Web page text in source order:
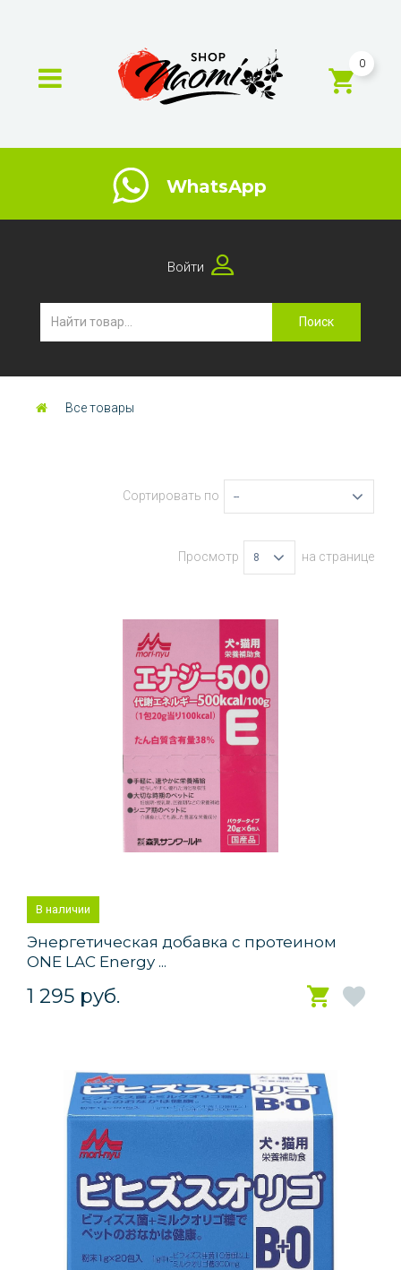
0
WhatsApp
Войти
Поиск
Все товары
Сортировать по --
Просмотр 8 на странице
В наличии
Энергетическая добавка с протеином
ONE LAC Energy ...
1 295 руб.